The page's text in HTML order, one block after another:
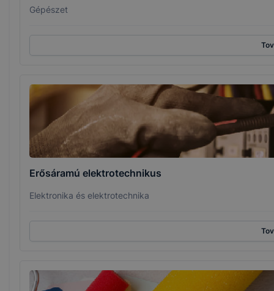
Gépészet
Erősáramú elektrotechnikus
Elektronika és elektrotechnika